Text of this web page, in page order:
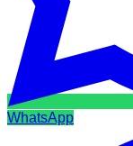
WhatsApp